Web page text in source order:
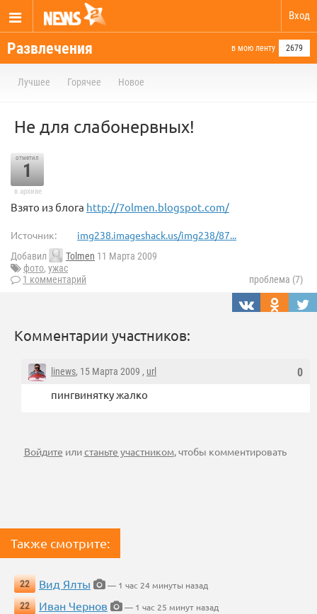
Вход
Развлечения в мою ленту 2679
Лучшее Горячее Новое
Не для слабонервных!
отметил
1
в архиве
Взято из блога http://7olmen.blogspot.com/
Источник: img238.imageshack.us/img238/87...
Добавил Tolmen 11 Марта 2009
фото, ужас
1 комментарий
проблема (7)
Комментарии участников:
0
linews, 15 Марта 2009 , url
пингвинятку жалко
Войдите илистаньте участником, чтобы комментировать
Также смотрите:
22 Вид Ялты
— 1 час 24 минуты назад
22
Иван Чернов
— 1 час 25 минут назад